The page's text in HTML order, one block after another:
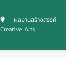
ผลงานสร้างสรรค์
Creative Arts